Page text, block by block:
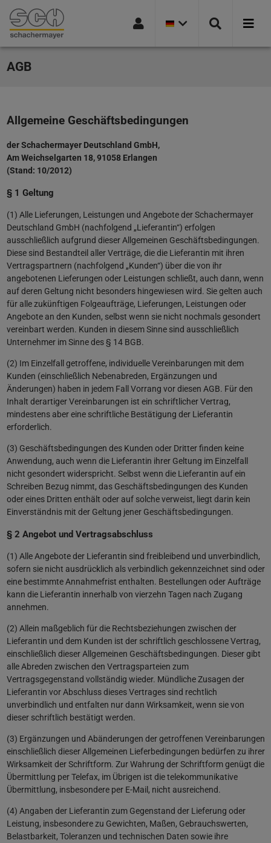
VERSION:
AGB
Allgemeine Geschäftsbedingungen
der Schachermayer Deutschland GmbH,
Am Weichselgarten 18, 91058 Erlangen
(Stand: 10/2012)
§ 1 Geltung
(1) Alle Lieferungen, Leistungen und Angebote der Schachermayer
Deutschland GmbH (nachfolgend „Lieferantin“) erfolgen
ausschließlich aufgrund dieser Allgemeinen Geschäftsbedingungen.
Diese sind Bestandteil aller Verträge, die die Lieferantin mit ihren
Vertragspartnern (nachfolgend „Kunden“) über die von ihr
angebotenen Lieferungen oder Leistungen schließt, auch dann, wenn
auf deren Geltung nicht besonders hingewiesen wird. Sie gelten auch
für alle zukünftigen Folgeaufträge, Lieferungen, Leistungen oder
Angebote an den Kunden, selbst wenn sie nicht nochmals gesondert
vereinbart werden. Kunden in diesem Sinne sind ausschließlich
Unternehmer im Sinne des § 14 BGB.
(2) Im Einzelfall getroffene, individuelle Vereinbarungen mit dem
Kunden (einschließlich Nebenabreden, Ergänzungen und
Änderungen) haben in jedem Fall Vorrang vor diesen AGB. Für den
Inhalt derartiger Vereinbarungen ist ein schriftlicher Vertrag,
mindestens aber eine schriftliche Bestätigung der Lieferantin
erforderlich.
(3) Geschäftsbedingungen des Kunden oder Dritter finden keine
Anwendung, auch wenn die Lieferantin ihrer Geltung im Einzelfall
nicht gesondert widerspricht. Selbst wenn die Lieferantin auf ein
Schreiben Bezug nimmt, das Geschäftsbedingungen des Kunden
oder eines Dritten enthält oder auf solche verweist, liegt darin kein
Einverständnis mit der Geltung jener Geschäftsbedingungen.
§ 2 Angebot und Vertragsabschluss
(1) Alle Angebote der Lieferantin sind freibleibend und unverbindlich,
sofern sie nicht ausdrücklich als verbindlich gekennzeichnet sind oder
eine bestimmte Annahmefrist enthalten. Bestellungen oder Aufträge
kann die Lieferantin innerhalb von vierzehn Tagen nach Zugang
annehmen.
(2) Allein maßgeblich für die Rechtsbeziehungen zwischen der
Lieferantin und dem Kunden ist der schriftlich geschlossene Vertrag,
einschließlich dieser Allgemeinen Geschäftsbedingungen. Dieser gibt
alle Abreden zwischen den Vertragsparteien zum
Vertragsgegenstand vollständig wieder. Mündliche Zusagen der
Lieferantin vor Abschluss dieses Vertrages sind rechtlich
unverbindlich und entfalten nur dann Wirksamkeit, wenn sie von
dieser schriftlich bestätigt werden.
(3) Ergänzungen und Abänderungen der getroffenen Vereinbarungen
einschließlich dieser Allgemeinen Lieferbedingungen bedürfen zu ihrer
Wirksamkeit der Schriftform. Zur Wahrung der Schriftform genügt die
Übermittlung per Telefax, im Übrigen ist die telekommunikative
Übermittlung, insbesondere per E-Mail, nicht ausreichend.
(4) Angaben der Lieferantin zum Gegenstand der Lieferung oder
Leistung, insbesondere zu Gewichten, Maßen, Gebrauchswerten,
Belastbarkeit, Toleranzen und technischen Daten sowie ihre